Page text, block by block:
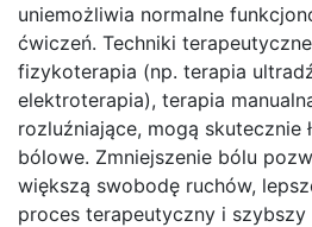
uniemożliwia normalne
ćwiczeń. Techniki
fizykoterapia (np. terapia
elektroterapia), terapia
rozluźniające, mogą skutecznie
bólowe. Zmniejszenie bólu
większą swobodę ruchów,
proces terapeutyczny i